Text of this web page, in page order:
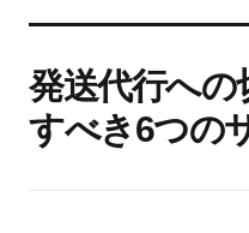
発送代行への
すべき6つの